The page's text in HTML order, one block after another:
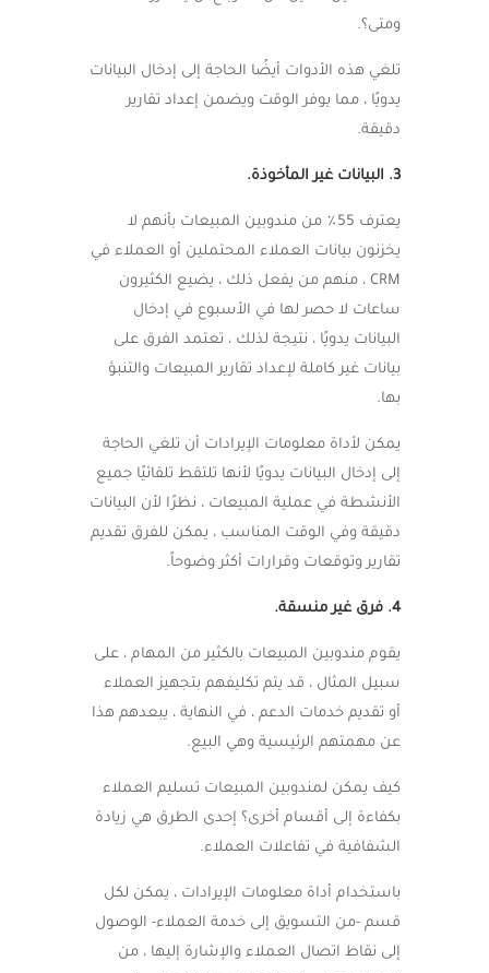
ومتى؟.
تلغي هذه الأدوات أيضًا الحاجة إلى إدخال البيانات
يدويًا ، مما يوفر الوقت ويضمن إعداد تقارير
دقيقة.
3. البيانات غير المأخوذة.
يعترف 55٪ من مندوبين المبيعات بأنهم لا
يخزنون بيانات العملاء المحتملين أو العملاء في
CRM ، منهم من يفعل ذلك ، يضيع الكثيرون
ساعات لا حصر لها في الأسبوع في إدخال
البيانات يدويًا ، نتيجة لذلك ، تعتمد الفرق على
بيانات غير كاملة لإعداد تقارير المبيعات والتنبؤ
بها.
يمكن لأداة معلومات الإيرادات أن تلغي الحاجة
إلى إدخال البيانات يدويًا لأنها تلتقط تلقائيًا جميع
الأنشطة في عملية المبيعات ، نظرًا لأن البيانات
دقيقة وفي الوقت المناسب ، يمكن للفرق تقديم
تقارير وتوقعات وقرارات أكثر وضوحاً.
4. فرق غير منسقة.
يقوم مندوبين المبيعات بالكثير من المهام ، على
سبيل المثال ، قد يتم تكليفهم بتجهيز العملاء
أو تقديم خدمات الدعم ، في النهاية ، يبعدهم هذا
عن مهمتهم الرئيسية وهي البيع.
كيف يمكن لمندوبين المبيعات تسليم العملاء
بكفاءة إلى أقسام أخرى؟ إحدى الطرق هي زيادة
الشفافية في تفاعلات العملاء.
باستخدام أداة معلومات الإيرادات ، يمكن لكل
قسم -من التسويق إلى خدمة العملاء- الوصول
إلى نقاط اتصال العملاء والإشارة إليها ، من